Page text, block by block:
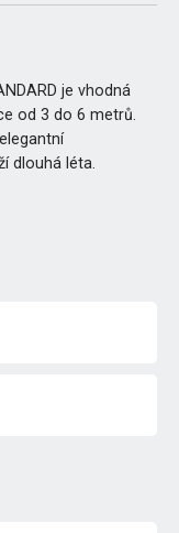
je vhodná
od 3 do 6 metrů.
dlouhá léta.